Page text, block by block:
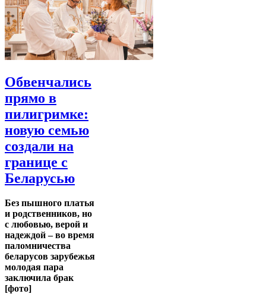
Обвенчались
прямо в
пилигримке:
новую семью
создали на
границе с
Беларусью
Без пышного платья
и родственников, но
с любовью, верой и
надеждой – во время
паломничества
беларусов зарубежья
молодая пара
заключила брак
[фото]